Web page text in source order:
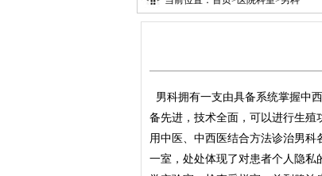
康复科
男科拥有一支由具备系统掌握中
备先进，技术全面，可以进行生殖
用中医、中西医结合方法诊治男
一室，处处体现了对患者个人隐私